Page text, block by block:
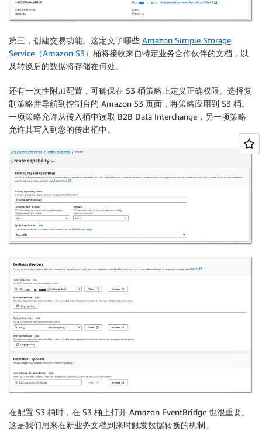
第三，创建交易功能。这定义了哪些 Amazon Simple Storage
Service（Amazon S3） 桶将接收来自特定业务合作伙伴的文档，以
及转换后的数据将存储在何处。
还有一次性附加配置，可确保在 S3 桶策略上定义正确权限。选择复
制策略并导航到控制台的 Amazon S3 页面，将策略应用到 S3 桶。
一项策略允许从传入桶中读取 B2B Data Interchange，另一项策略
允许其写入到您的传出桶中。
在配置 S3 桶时，在 S3 桶上打开 Amazon EventBridge 也很重要。
这是我们用来在新业务文档到来时触发数据转换的机制。